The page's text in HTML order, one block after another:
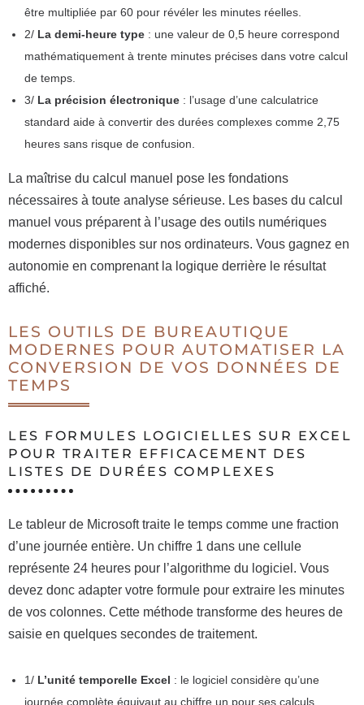
être multipliée par 60 pour révéler les minutes réelles.
2/ La demi-heure type : une valeur de 0,5 heure correspond
mathématiquement à trente minutes précises dans votre calcul
de temps.
3/ La précision électronique : l’usage d’une calculatrice
standard aide à convertir des durées complexes comme 2,75
heures sans risque de confusion.
La maîtrise du calcul manuel pose les fondations
nécessaires à toute analyse sérieuse. Les bases du calcul
manuel vous préparent à l’usage des outils numériques
modernes disponibles sur nos ordinateurs. Vous gagnez en
autonomie en comprenant la logique derrière le résultat
affiché.
LES OUTILS DE BUREAUTIQUE
MODERNES POUR AUTOMATISER LA
CONVERSION DE VOS DONNÉES DE
TEMPS
LES FORMULES LOGICIELLES SUR EXCEL
POUR TRAITER EFFICACEMENT DES
LISTES DE DURÉES COMPLEXES
Le tableur de Microsoft traite le temps comme une fraction
d’une journée entière. Un chiffre 1 dans une cellule
représente 24 heures pour l’algorithme du logiciel. Vous
devez donc adapter votre formule pour extraire les minutes
de vos colonnes. Cette méthode transforme des heures de
saisie en quelques secondes de traitement.
1/ L’unité temporelle Excel : le logiciel considère qu’une
journée complète équivaut au chiffre un pour ses calculs